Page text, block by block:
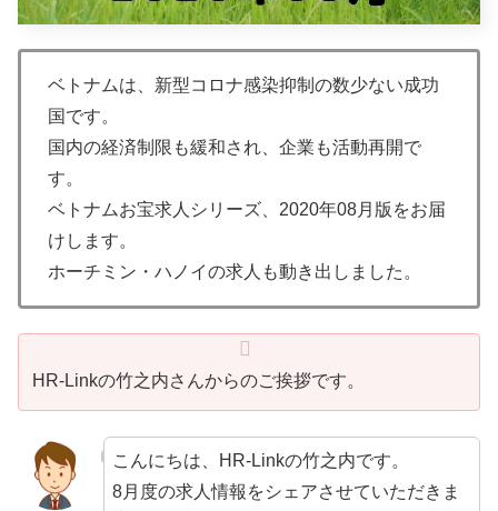
ベトナムは、新型コロナ感染抑制の数少ない成功
国です。
国内の経済制限も緩和され、企業も活動再開で
す。
ベトナムお宝求人シリーズ、2020年08月版をお届
けします。
ホーチミン・ハノイの求人も動き出しました。
HR-Linkの竹之内さんからのご挨拶です。
こんにちは、HR-Linkの竹之内です。
8月度の求人情報をシェアさせていただきま